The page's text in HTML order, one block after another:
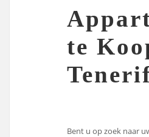
te
Bent u op zoek naar